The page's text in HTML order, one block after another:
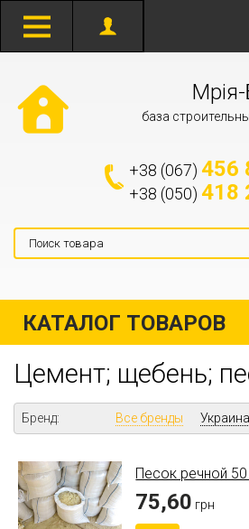
база
+38 (067) 456
+38 (050) 418
КАТАЛОГ ТОВАРОВ
Цемент; щебень;
Бренд: Все бренды Украина
Песок речной 50
75,60 грн